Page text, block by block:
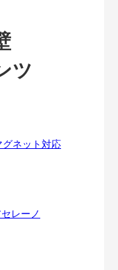
ツ